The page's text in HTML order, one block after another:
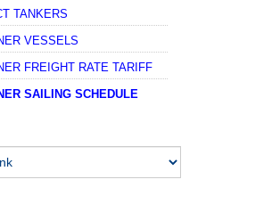
TANKERS
VESSELS
FREIGHT RATE TARIFF
SAILING SCHEDULE